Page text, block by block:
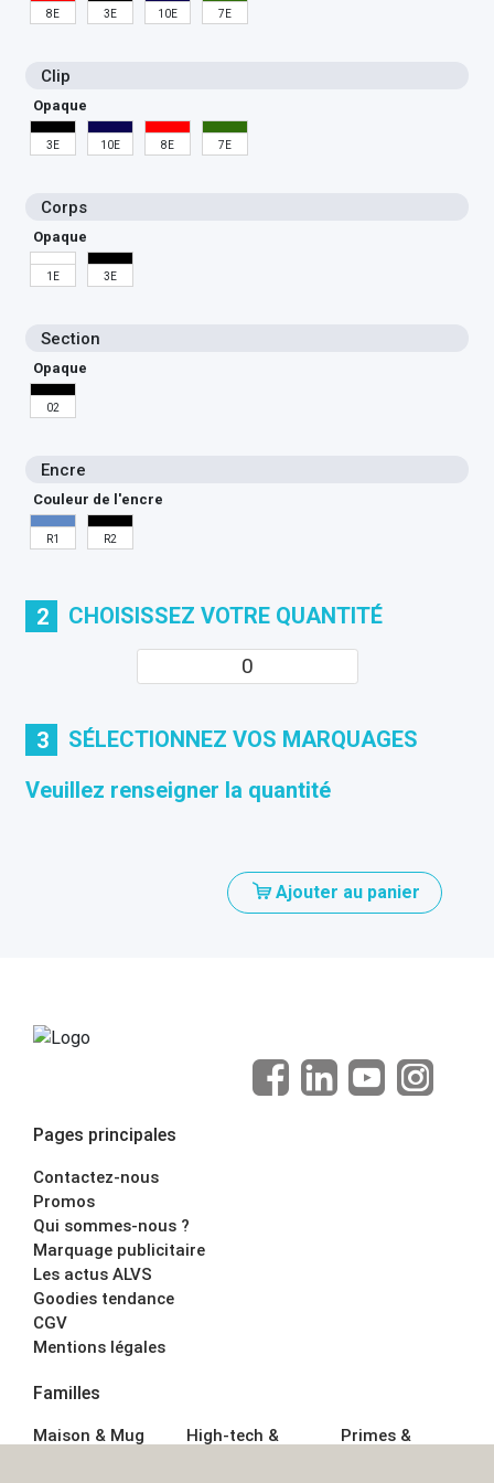
8E 3E 10E 7E
Clip
Opaque
3E 10E 8E 7E
Corps
Opaque
1E 3E
Section
Opaque
02
Encre
Couleur de l'encre
R1 R2
2 CHOISISSEZ VOTRE QUANTITÉ
3
SÉLECTIONNEZ VOS MARQUAGES
Veuillez renseigner la quantité
Ajouter au panier
Pages principales
Contactez-nous
Promos
Qui sommes-nous ?
Marquage publicitaire
Les actus ALVS
Goodies tendance
CGV
Mentions légales
Familles
Maison & Mug
High-tech &
Primes &